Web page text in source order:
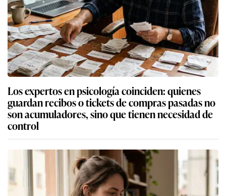
Los expertos en psicología coinciden: quienes
guardan recibos o tickets de compras pasadas no
son acumuladores, sino que tienen necesidad de
control